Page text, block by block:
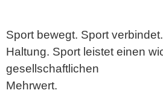
Sport bewegt. Sport
Haltung. Sport leistet einen
gesellschaftlichen
Mehrwert.